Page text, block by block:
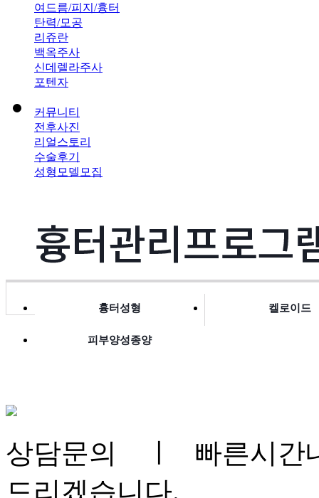
여드름/피지/흉터
탄력/모공
리쥬란
백옥주사
신데렐라주사
포텐자
커뮤니티
전후사진
리얼스토리
수술후기
성형모델모집
흉터성형 켈로이드
피부양성종양
상담문의
ㅣ 빠른시간
드리겠습니다.